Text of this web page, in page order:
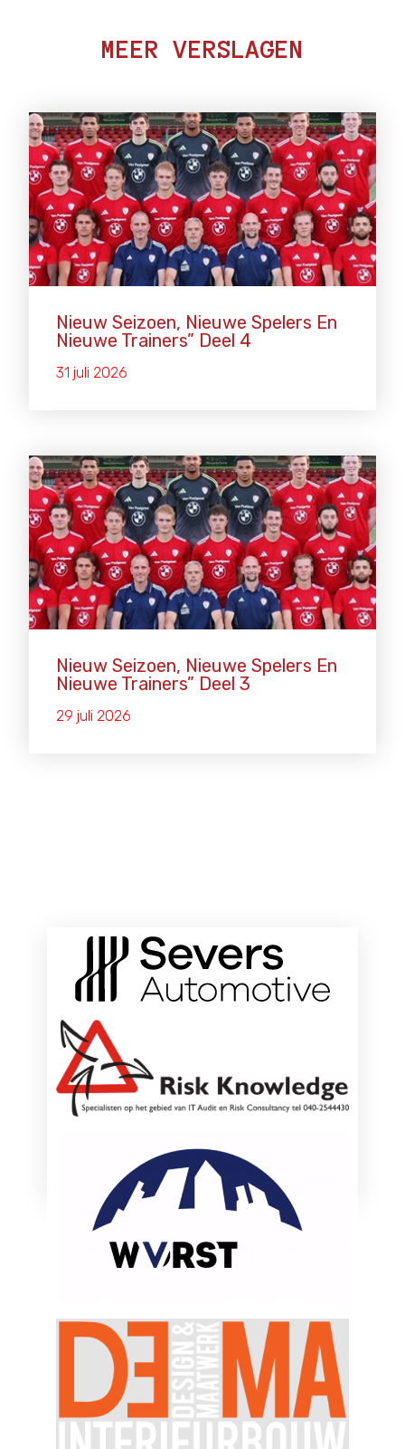
MEER VERSLAGEN
Nieuw Seizoen, Nieuwe Spelers En
Nieuwe Trainers” Deel 4
31 juli 2026
Nieuw Seizoen, Nieuwe Spelers En
Nieuwe Trainers” Deel 3
29 juli 2026
ONZE HOOFDSPONSOREN